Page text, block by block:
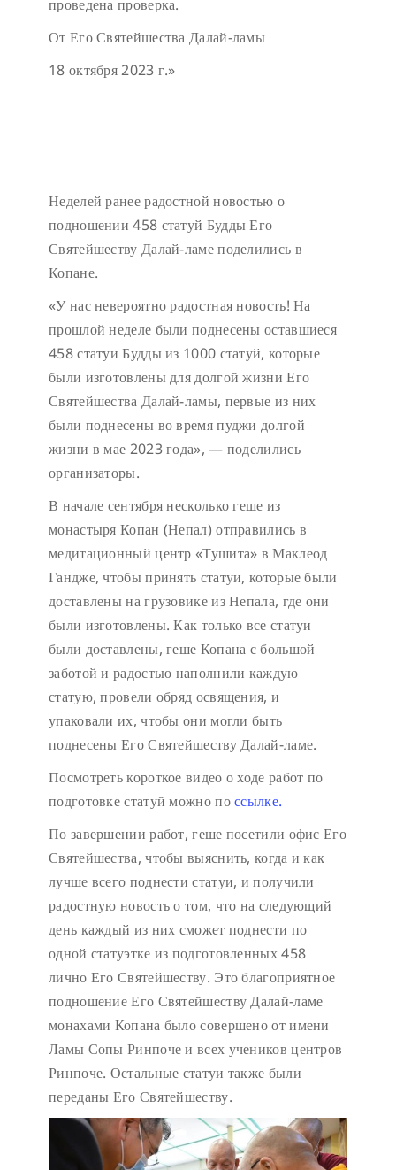
проведена проверка.
От Его Святейшества Далай-ламы
18 октября 2023 г.»
Неделей ранее радостной новостью о
подношении 458 статуй Будды Его
Святейшеству Далай-ламе поделились в
Копане.
«У нас невероятно радостная новость! На
прошлой неделе были поднесены оставшиеся
458 статуи Будды из 1000 статуй, которые
были изготовлены для долгой жизни Его
Святейшества Далай-ламы, первые из них
были поднесены во время пуджи долгой
жизни в мае 2023 года», — поделились
организаторы.
В начале сентября несколько геше из
монастыря Копан (Непал) отправились в
медитационный центр «Тушита» в Маклеод
Гандже, чтобы принять статуи, которые были
доставлены на грузовике из Непала, где они
были изготовлены. Как только все статуи
были доставлены, геше Копана с большой
заботой и радостью наполнили каждую
статую, провели обряд освящения, и
упаковали их, чтобы они могли быть
поднесены Его Святейшеству Далай-ламе.
Посмотреть короткое видео о ходе работ по
подготовке статуй можно поссылке.
По завершении работ, геше посетили офис Его
Святейшества, чтобы выяснить, когда и как
лучше всего поднести статуи, и получили
радостную новость о том, что на следующий
день каждый из них сможет поднести по
одной статуэтке из подготовленных 458
лично Его Святейшеству. Это благоприятное
подношение Его Святейшеству Далай-ламе
монахами Копана было совершено от имени
Ламы Сопы Ринпоче и всех учеников центров
Ринпоче. Остальные статуи также были
переданы Его Святейшеству.